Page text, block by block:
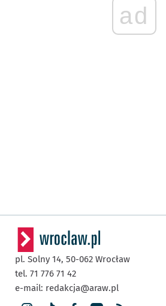
ad
pl. Solny 14, 50-062 Wrocław
tel. 71 776 71 42
e-mail: redakcja@araw.pl